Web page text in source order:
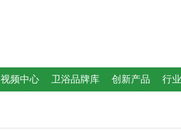
视频中心 卫浴品牌库 创新产品 行